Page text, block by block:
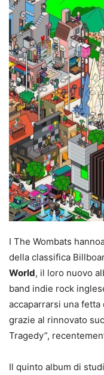
I The Wombats
della classifica
World, il loro nuovo
band indie rock
accaparrarsi una
grazie al rinnovato
Tragedy”,
Il quinto album di